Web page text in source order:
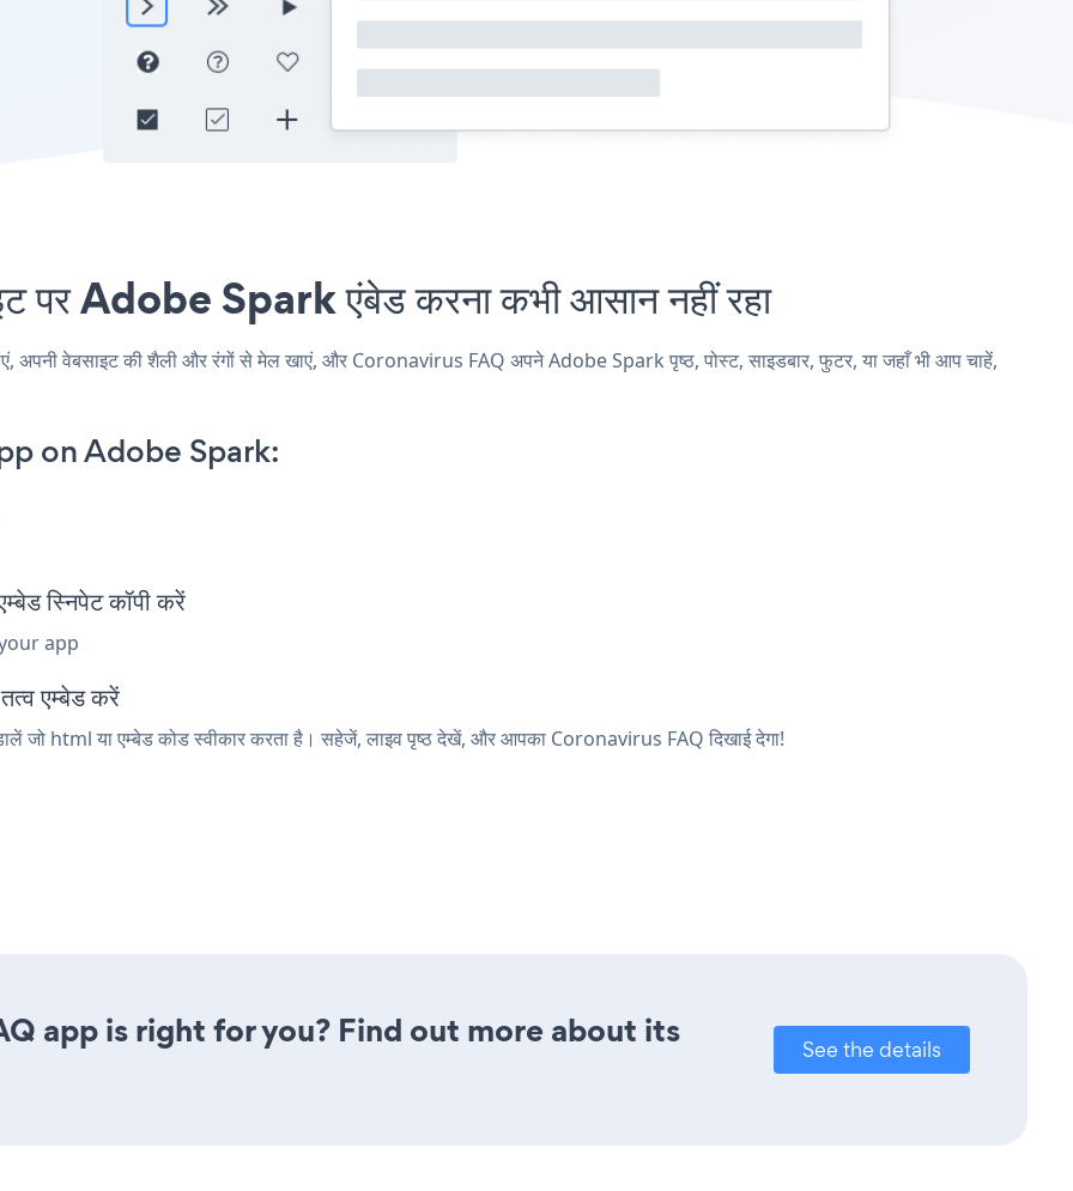
Adobe Spark एंबेड करना कभी आसान नहीं रहा
वेबसाइट की शैली और रंगों से मेल खाएं, और Coronavirus FAQ अपने Adobe Spark पृष्ठ, पोस्ट, साइडबार, फुटर, या जहाँ भी आप चाहें,
on Adobe Spark:
स्निपेट कॉपी करें
app
एम्बेड करें
जो html या एम्बेड कोड स्वीकार करता है। सहेजें, लाइव पृष्ठ देखें, और आपका Coronavirus FAQ दिखाई देगा!
app is right for you? Find out more about its
See the details